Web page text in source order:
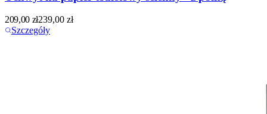
209,00 zł239,00 zł
Szczegóły